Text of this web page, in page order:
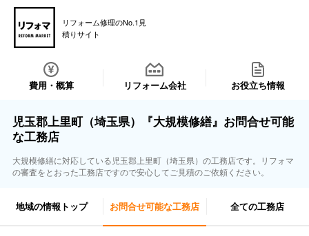
リフォーム修理のNo.1見
積りサイト
費用・概算 リフォーム会社 お役立ち情報
児玉郡上里町（埼玉県）『大規模修繕』お問合せ可能
な工務店
大規模修繕に対応している児玉郡上里町（埼玉県）の工務店です。リフォマ
の審査をとおった工務店ですので安心してご見積のご依頼ください。
地域の情報トップ お問合せ可能な工務店 全ての工務店